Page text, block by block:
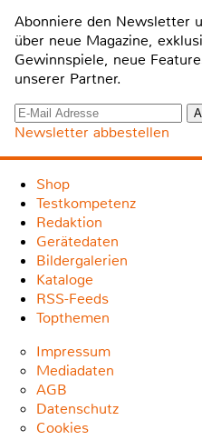
Abonniere den Newsletter
über neue Magazine,
Gewinnspiele, neue
unserer Partner.
Newsletter abbestellen
Shop
Testkompetenz
Redaktion
Gerätedaten
Bildergalerien
Kataloge
RSS-Feeds
Topthemen
Impressum
Mediadaten
AGB
Datenschutz
Cookies